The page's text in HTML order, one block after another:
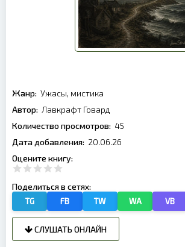
Жанр: Ужасы, мистика
Автор: Лавкрафт Говард
Количество просмотров: 45
Дата добавления: 20.06.26
Оцените книгу:
Поделиться в сетях:
TG FB TW WA VB
СЛУШАТЬ ОНЛАЙН